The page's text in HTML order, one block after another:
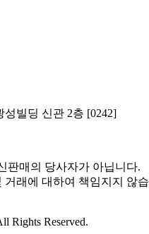
성빌딩 신관 2층 [0242]
판매의 당사자가 아닙니다.
래에 대하여 책임지지 않습
Rights Reserved.